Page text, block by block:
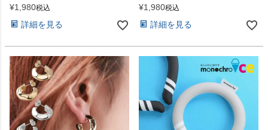
¥1,980税込
詳細を見る
¥1,980税込
詳細を見る